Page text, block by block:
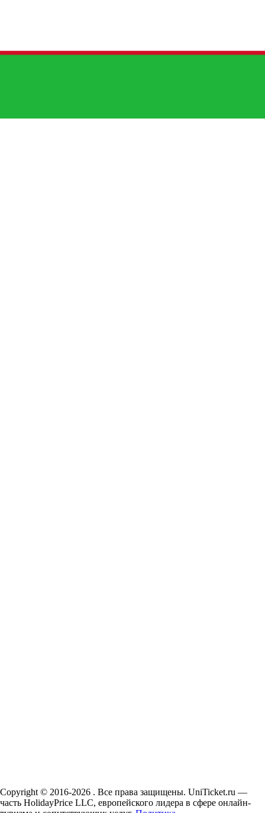
Copyright © 2016-2026 . Все права защищены. UniTicket.ru —
часть HolidayPrice LLC, европейского лидера в сфере онлайн-